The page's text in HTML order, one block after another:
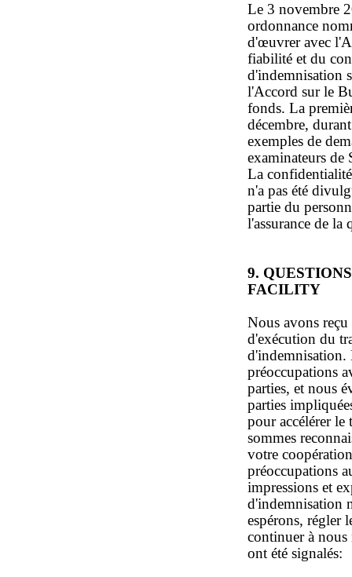
Le 3 novembre
ordonnance
d'œuvrer avec
fiabilité et du
d'indemnisation
l'Accord sur le
fonds. La
décembre,
exemples de
examinateurs de
La
n'a pas été
partie du
l'assurance de la
9.
FACILITY
Nous avons
d'exécution du
d'indemnisation.
préoccupations
parties, et nous
parties
pour accélérer le
sommes
votre
préoccupations
impressions et
d'indemnisation
espérons, régler
continuer à nous
ont été signalés: